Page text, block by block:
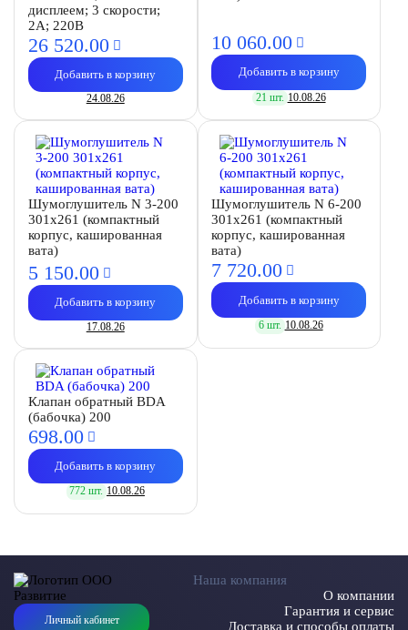
дисплеем; 3 скорости;
2А; 220В
26 520.00
Добавить в корзину
24.08.26
10 060.00
Добавить в корзину
21 шт. 10.08.26
Шумоглушитель N 3-200
301х261 (компактный
корпус, кашированная
вата)
5 150.00
Добавить в корзину
17.08.26
Шумоглушитель N 6-200
301х261 (компактный
корпус, кашированная
вата)
7 720.00
Добавить в корзину
6 шт. 10.08.26
Клапан обратный BDA
(бабочка) 200
698.00
Добавить в корзину
772 шт. 10.08.26
Личный кабинет
Наша компания
О компании
Гарантия и сервис
Доставка и способы оплаты